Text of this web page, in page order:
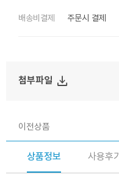
배송비결제 주문시 결제
첨부파일 file_download
이전상품
상품정보 사용후기